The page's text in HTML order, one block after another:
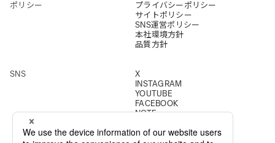
ポリシー
プライバシーポリシー
サイトポリシー
SNS運営ポリシー
本社環境方針
品質方針
SNS
X
INSTAGRAM
YOUTUBE
FACEBOOK
NOTE